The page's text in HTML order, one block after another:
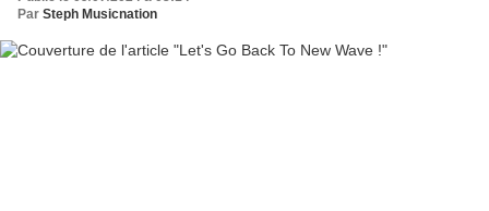
Par Steph Musicnation